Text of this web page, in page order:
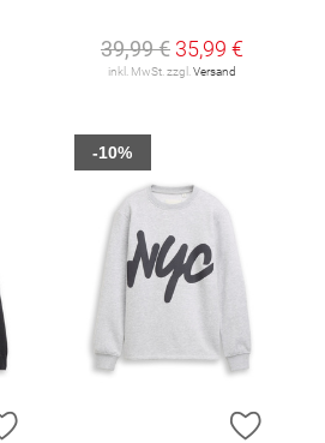
39,99 € 35,99 €
inkl. MwSt. zzgl. Versand
ZUR WUNSCHLISTE HINZUFÜGEN
ZUR
-10%